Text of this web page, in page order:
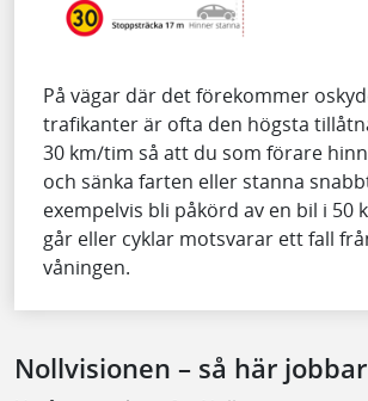
På vägar där det förekommer
trafikanter är ofta den högsta
30 km/tim så att du som förare
och sänka farten eller stanna
exempelvis bli påkörd av en bil i 50
går eller cyklar motsvarar ett fall
våningen.
Nollvisionen – så här